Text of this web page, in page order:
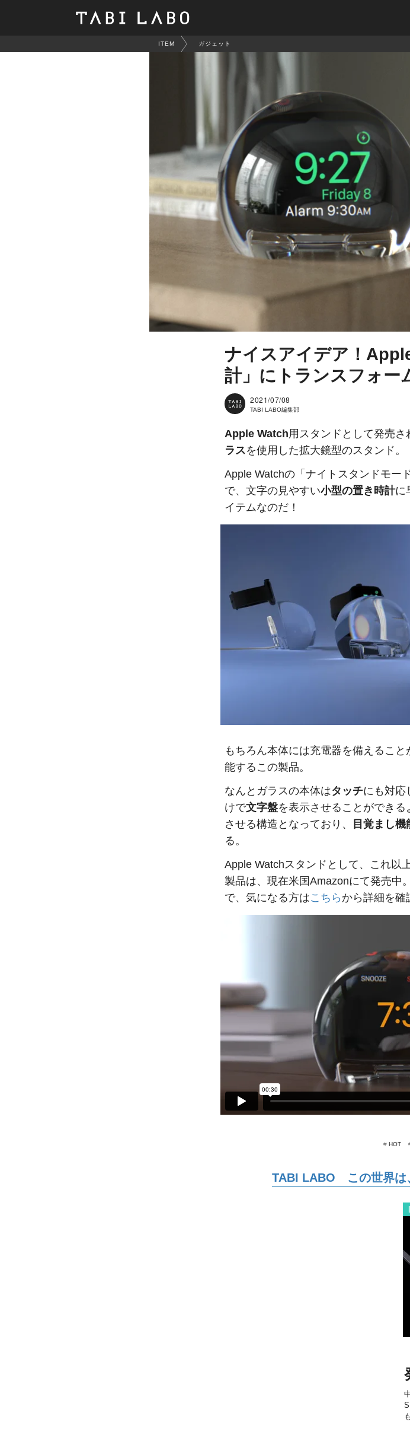
ITEM ガジェット
ナイスアイデア！
計」にトランスフォー
2021/07/08
TABI LABO編集部
Apple Watch用スタンドとして発売
ラスを使用した拡大鏡型のスタンド。
Apple Watchの「ナイトスタンドモー
で、文字の見やすい小型の置き時計に
イテムなのだ！
もちろん本体には充電器を備えること
能するこの製品。
なんとガラスの本体はタッチにも対応
けで文字盤を表示させることができ
させる構造となっており、
目覚まし機
る。
Apple Watchスタンドとして、これ以
製品は、現在米国Amazonにて発売中
で、気になる方はこちらから詳細を確
# HOT
TABI LABO この世界は